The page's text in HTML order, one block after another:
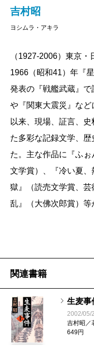
吉村昭
ヨシムラ・アキラ
（1927-2006）東京・
1966（昭和41）年『
発表の『戦艦武蔵』
や『関東大震災』など
以来、現場、証言、
た多彩な記録文学、
た。主な作品に『ふ
文学賞）、『冷い夏
獄』（読売文学賞、
乱』（大佛次郎賞）等
関連書籍
生麦事
2002/05/
吉村昭／
649円